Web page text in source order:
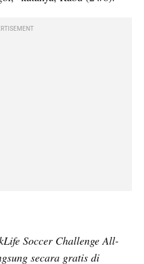
Soccer Challenge All-
secara gratis di